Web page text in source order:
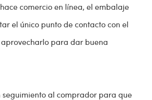
comercio en línea, el embalaje
el único punto de contacto con el
para dar buena
seguimiento al comprador para que